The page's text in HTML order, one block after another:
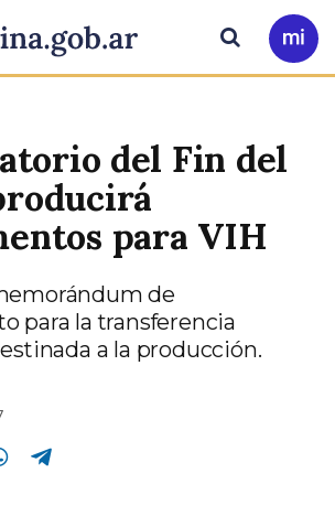
principal
Ir
a
Buscar
del Fin del
para VIH
de
para la transferencia
a la producción.